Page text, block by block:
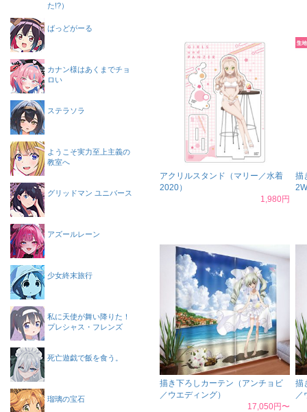
アクリルスタンド（マリー／水着
2020）
1,980円
描
描き下ろしカーテン（アンチョビ
／ウエディング）
17,050円〜
描
／
た!?）
ばっどがーる
カナン様はあくまでチョ
ロい
ステラソラ
ようこそ実力至上主義の
教室へ
グリッドマン ユニバース
アズールレーン
少女終末旅行
私に天使が舞い降りた！
プレシャス・フレンズ
死亡遊戯で飯を食う。
瑠璃の宝石